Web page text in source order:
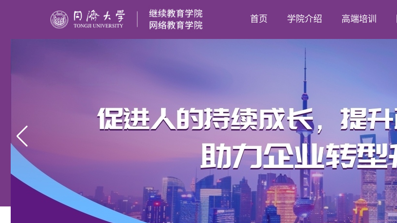
首页 学院介绍 高端培训